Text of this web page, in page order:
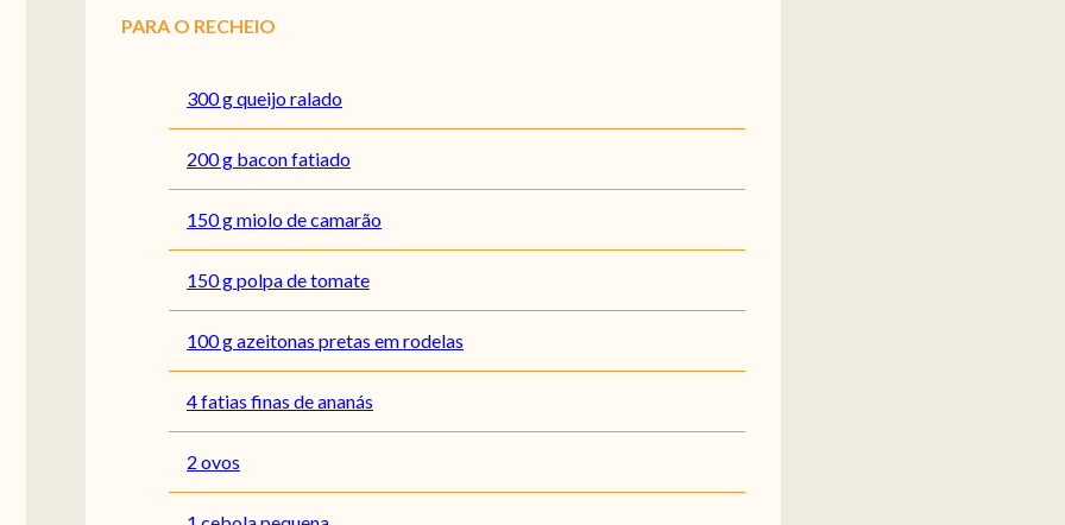
PARA O RECHEIO
300 g queijo ralado
200 g bacon fatiado
150 g miolo de camarão
150 g polpa de tomate
100 g azeitonas pretas em rodelas
4 fatias finas de ananás
2 ovos